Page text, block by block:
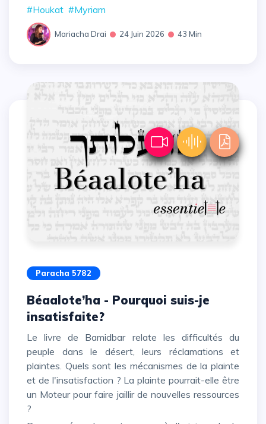
#Houkat #Myriam
Mariacha Drai 24 Juin 2026 43 Min
Paracha 5782
Béaalote’ha - Pourquoi suis-je
insatisfaite?
Le livre de Bamidbar relate les difficultés du
peuple dans le désert, leurs réclamations et
plaintes. Quels sont les mécanismes de la plainte
et de l'insatisfaction ? La plainte pourrait-elle être
un Moteur pour faire jaillir de nouvelles ressources
?